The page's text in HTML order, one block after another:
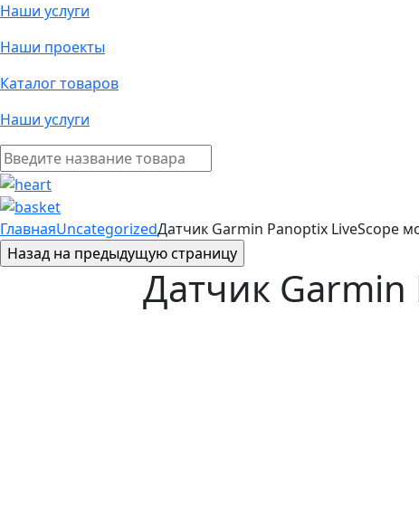
Наши услуги
Наши проекты
Каталог товаров
Наши услуги
ГлавнаяUncategorizedДатчик Garmin Panoptix LiveScope
Датчик